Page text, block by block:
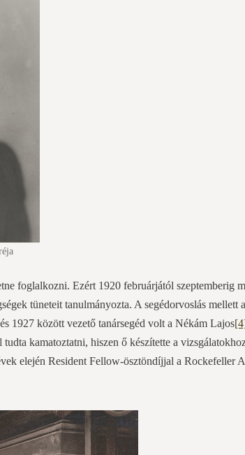
foglalkozni. Ezért 1920 februárjától szeptemberig
tüneteit tanulmányozta. A segédorvoslás mellett
1927 között vezető tanársegéd volt a Nékám Lajos
kamatoztatni, hiszen ő készítette a
elején Resident Fellow-ösztöndíjjal a Rockefeller